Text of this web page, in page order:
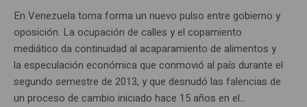
En Venezuela toma forma un nuevo pulso entre gobierno y
oposición. La ocupación de calles y el copamiento
mediático da continuidad al acaparamiento de alimentos y
la especulación económica que conmovió al país durante el
segundo semestre de 2013, y que desnudó las falencias de
un proceso de cambio iniciado hace 15 años en el...